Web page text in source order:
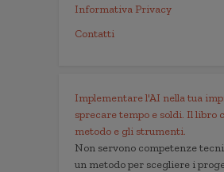
Informativa Privacy
Contatti
Implementare l'AI nella tua
sprecare tempo e soldi. Il libro
metodo e gli strumenti.
Non servono competenze
un metodo per scegliere i